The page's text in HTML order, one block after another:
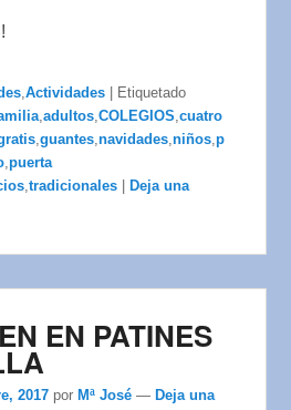
,Actividades | Etiquetado
,adultos ,COLEGIOS ,cuatro
,guantes ,navidades ,niños ,p
,puerta
,tradicionales |Deja una
EN PATINES
2017 por Mª José — Deja una